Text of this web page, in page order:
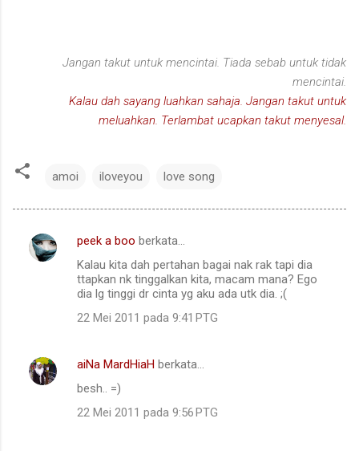
Jangan takut untuk mencintai. Tiada sebab untuk tidak
mencintai.
Kalau dah sayang luahkan sahaja. Jangan takut untuk
meluahkan. Terlambat ucapkan takut menyesal.
amoi iloveyou love song
U
n
peek a boo berkata…
Kalau kita dah pertahan bagai nak rak tapi dia
ttapkan nk tinggalkan kita, macam mana? Ego
dia lg tinggi dr cinta yg aku ada utk dia. ;(
22 Mei 2011 pada 9:41 PTG
aiNa MardHiaH berkata…
besh.. =)
22 Mei 2011 pada 9:56 PTG